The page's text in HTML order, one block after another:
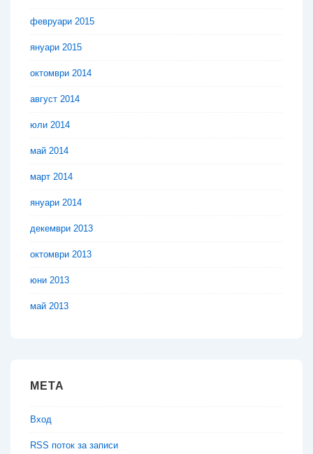
февруари 2015
януари 2015
октомври 2014
август 2014
юли 2014
май 2014
март 2014
януари 2014
декември 2013
октомври 2013
юни 2013
май 2013
МЕТА
Вход
RSS поток за записи